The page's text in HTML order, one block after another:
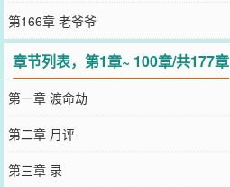
第166章 老爷爷
章节列表，第1章~ 100章/共177章
第一章 渡命劫
第二章 月评
第三章 录